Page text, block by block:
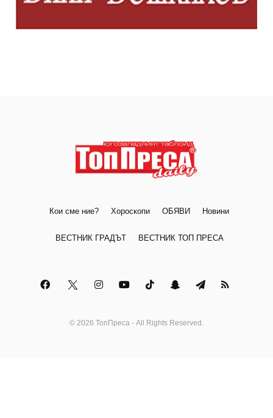
Кои сме ние? Хороскопи ОБЯВИ Новини
ВЕСТНИК ГРАДЪТ ВЕСТНИК ТОП ПРЕСА
© 2026 ТопПреса - All Rights Reserved.